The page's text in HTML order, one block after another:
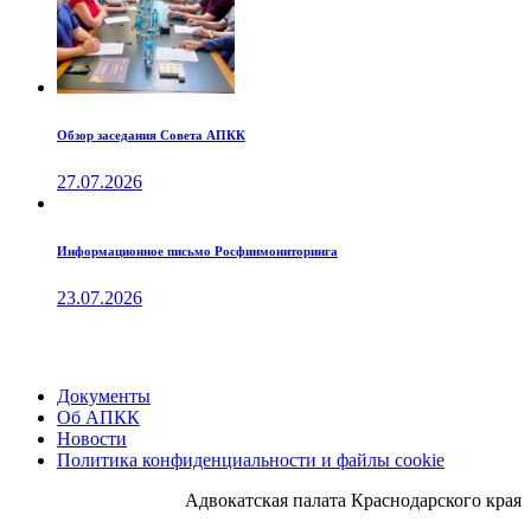
Обзор заседания Совета АПКК
27.07.2026
Информационное письмо Росфинмониторинга
23.07.2026
Документы
Об АПКК
Новости
Политика конфиденциальности и файлы cookie
Адвокатская палата Краснодарского края